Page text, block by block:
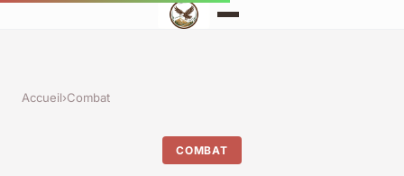
Accueil›Combat
COMBAT